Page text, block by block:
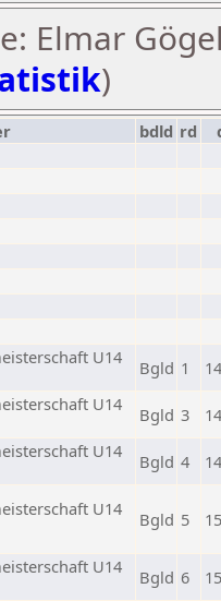
Elmar
)
bdld rd
U14
Bgld 1
U14
Bgld 3
U14
Bgld 4
U14
Bgld 5
U14
Bgld 6